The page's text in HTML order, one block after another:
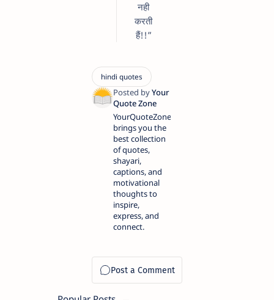
नही
करती
हैं!!”
YourQuoteZone
brings you the
best collection
of quotes,
shayari,
captions, and
motivational
thoughts to
inspire,
express, and
connect.